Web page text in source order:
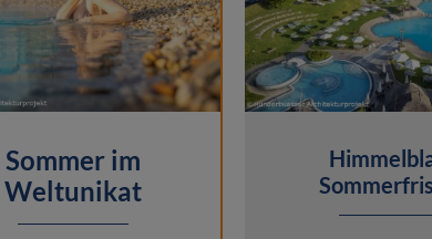
Sommer im
Weltunikat